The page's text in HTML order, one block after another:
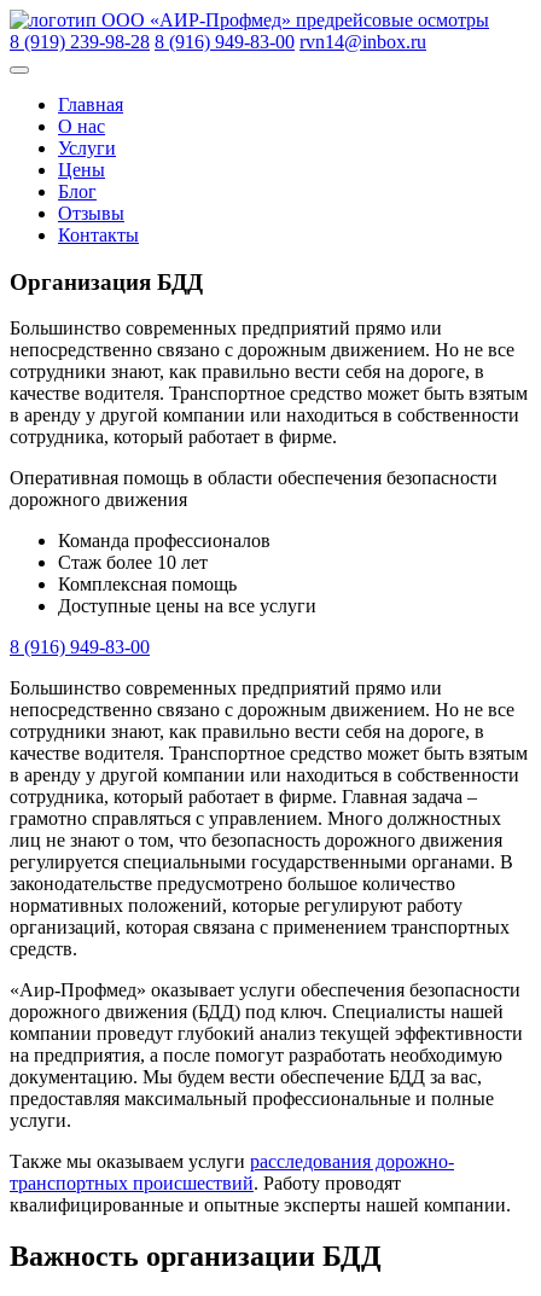
Skip
to
content
ООО «АИР-Профмед» предрейсовые осмотры
8 (919) 239-98-28 8 (916) 949-83-00 rvn14@inbox.ru
Главная
О нас
Услуги
Цены
Блог
Отзывы
Контакты
Организация БДД
Большинство современных предприятий прямо или
непосредственно связано с дорожным движением. Но не все
сотрудники знают, как правильно вести себя на дороге, в
качестве водителя. Транспортное средство может быть взятым
в аренду у другой компании или находиться в собственности
сотрудника, который работает в фирме.
Оперативная помощь в области обеспечения безопасности
дорожного движения
Команда профессионалов
Стаж более 10 лет
Комплексная помощь
Доступные цены на все услуги
8 (916) 949-83-00
Большинство современных предприятий прямо или
непосредственно связано с дорожным движением. Но не все
сотрудники знают, как правильно вести себя на дороге, в
качестве водителя. Транспортное средство может быть взятым
в аренду у другой компании или находиться в собственности
сотрудника, который работает в фирме. Главная задача –
грамотно справляться с управлением. Много должностных
лиц не знают о том, что безопасность дорожного движения
регулируется специальными государственными органами. В
законодательстве предусмотрено большое количество
нормативных положений, которые регулируют работу
организаций, которая связана с применением транспортных
средств.
«Аир-Профмед» оказывает услуги обеспечения безопасности
дорожного движения (БДД) под ключ. Специалисты нашей
компании проведут глубокий анализ текущей эффективности
на предприятия, а после помогут разработать необходимую
документацию. Мы будем вести обеспечение БДД за вас,
предоставляя максимальный профессиональные и полные
услуги.
Также мы оказываем услуги расследования дорожно-
транспортных происшествий. Работу проводят
квалифицированные и опытные эксперты нашей компании.
Важность организации БДД